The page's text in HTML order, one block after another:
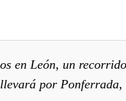
en León, un
por